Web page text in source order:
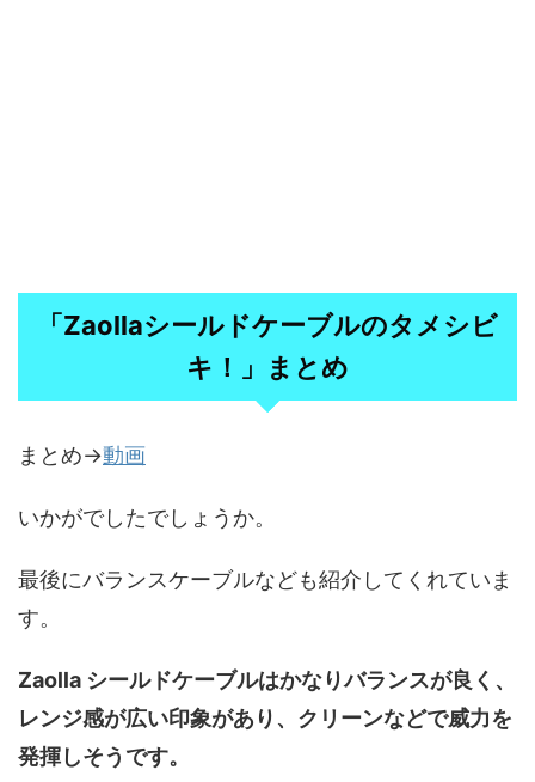
「Zaollaシールドケーブルのタメシビ
キ！」まとめ
まとめ→動画
いかがでしたでしょうか。
最後にバランスケーブルなども紹介してくれていま
す。
Zaolla シールドケーブルはかなりバランスが良く、
レンジ感が広い印象があり、クリーンなどで威力を
発揮しそうです。